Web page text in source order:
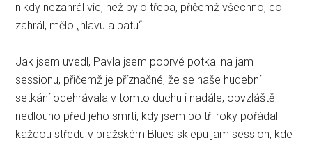
nikdy nezahrál víc, než bylo třeba, přičemž všechno, co
zahrál, mělo „hlavu a patu“.
Jak jsem uvedl, Pavla jsem poprvé potkal na jam
sessionu, přičemž je příznačné, že se naše hudební
setkání odehrávala v tomto duchu i nadále, obvzláště
nedlouho před jeho smrtí, kdy jsem po tři roky pořádal
každou středu v pražském Blues sklepu jam session, kde